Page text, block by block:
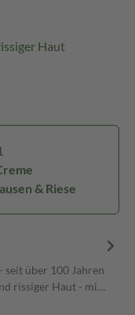
Haut
& Riese
seit über 100 Jahren
rissiger Haut - mi…